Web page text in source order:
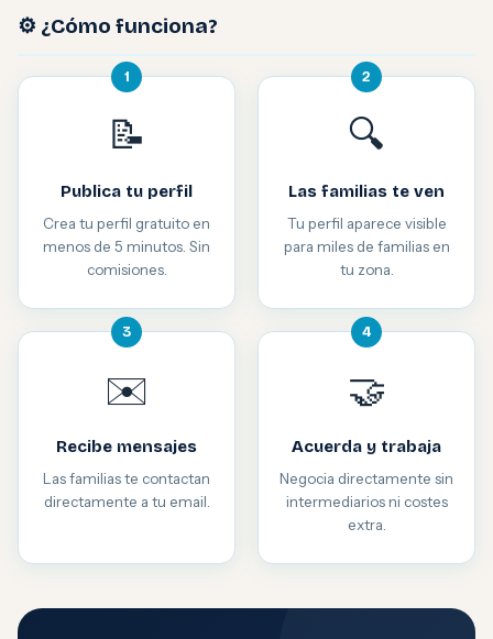
⚙️ ¿Cómo funciona?
1
📝
Publica tu perfil
Crea tu perfil gratuito en
menos de 5 minutos. Sin
comisiones.
2
🔍
Las familias te ven
Tu perfil aparece visible
para miles de familias en
tu zona.
3
✉️
Recibe mensajes
Las familias te contactan
directamente a tu email.
4
🤝
Acuerda y trabaja
Negocia directamente sin
intermediarios ni costes
extra.